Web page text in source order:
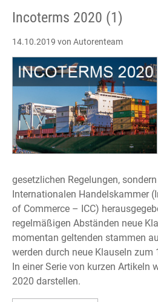
Incoterms 2020 (1)
14.10.2019 von Autorenteam
gesetzlichen Regelungen,
Internationalen Handelskammer
of Commerce – ICC)
regelmäßigen Abständen neue
momentan geltenden stammen
werden durch neue Klauseln zum
In einer Serie von kurzen Artikeln
2020 darstellen.